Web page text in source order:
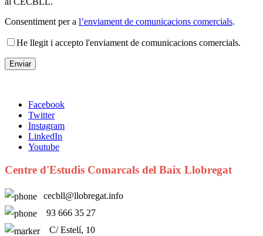
Consentiment per a l’enviament de comunicacions comercials.
He llegit i accepto l'enviament de comunicacions comercials.
Facebook
Twitter
Instagram
LinkedIn
Youtube
Centre d'Estudis Comarcals del Baix Llobregat
cecbll@llobregat.info
93 666 35 27
C/ Estelí, 10